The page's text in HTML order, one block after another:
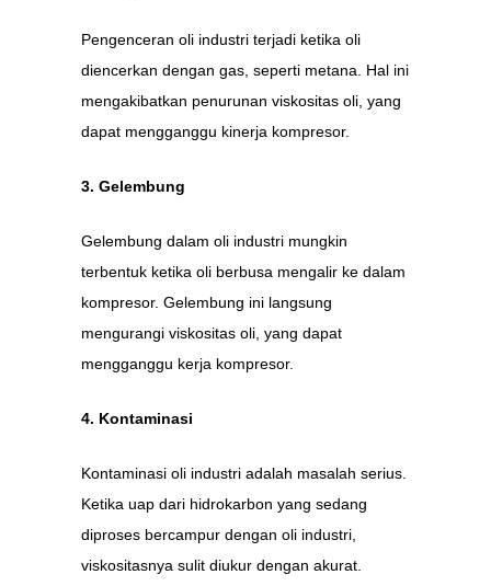
Pengenceran oli industri terjadi ketika oli
diencerkan dengan gas, seperti metana. Hal ini
mengakibatkan penurunan viskositas oli, yang
dapat mengganggu kinerja kompresor.
3. Gelembung
Gelembung dalam oli industri mungkin
terbentuk ketika oli berbusa mengalir ke dalam
kompresor. Gelembung ini langsung
mengurangi viskositas oli, yang dapat
mengganggu kerja kompresor.
4. Kontaminasi
Kontaminasi oli industri adalah masalah serius.
Ketika uap dari hidrokarbon yang sedang
diproses bercampur dengan oli industri,
viskositasnya sulit diukur dengan akurat.